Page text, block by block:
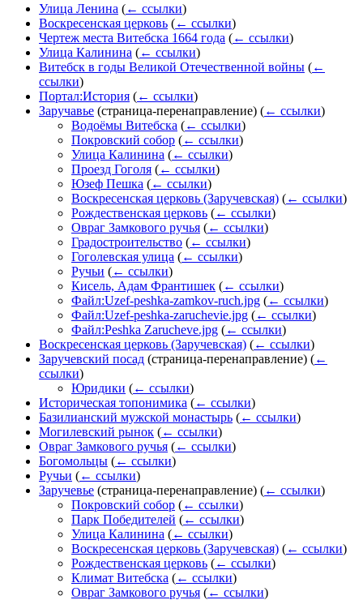
Улица Ленина (← ссылки)
Воскресенская церковь (← ссылки)
Чертеж места Витебска 1664 года (← ссылки)
Улица Калинина (← ссылки)
Витебск в годы Великой Отечественной войны (←
ссылки)
Портал:История (← ссылки)
Заручавье (страница-перенаправление) (← ссылки)
Водоёмы Витебска (← ссылки)
Покровский собор (← ссылки)
Улица Калинина (← ссылки)
Проезд Гоголя (← ссылки)
Юзеф Пешка (← ссылки)
Воскресенская церковь (Заручевская) (← ссылки)
Рождественская церковь (← ссылки)
Овраг Замкового ручья (← ссылки)
Градостроительство (← ссылки)
Гоголевская улица (← ссылки)
Ручьи (← ссылки)
Кисель, Адам Франтишек (← ссылки)
Файл:Uzef-peshka-zamkov-ruch.jpg (← ссылки)
Файл:Uzef-peshka-zaruchevie.jpg (← ссылки)
Файл:Peshka Zarucheve.jpg (← ссылки)
Воскресенская церковь (Заручевская) (← ссылки)
Заручевский посад (страница-перенаправление) (←
ссылки)
Юридики (← ссылки)
Историческая топонимика (← ссылки)
Базилианский мужской монастырь (← ссылки)
Могилевский рынок (← ссылки)
Овраг Замкового ручья (← ссылки)
Богомольцы (← ссылки)
Ручьи (← ссылки)
Заручевье (страница-перенаправление) (← ссылки)
Покровский собор (← ссылки)
Парк Победителей (← ссылки)
Улица Калинина (← ссылки)
Воскресенская церковь (Заручевская) (← ссылки)
Рождественская церковь (← ссылки)
Климат Витебска (← ссылки)
Овраг Замкового ручья (← ссылки)